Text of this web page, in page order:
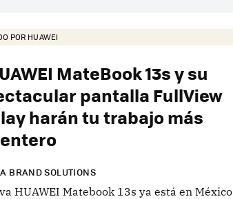
POR HUAWEI
MateBook 13s y su
pantalla FullView
harán tu trabajo más
BRAND SOLUTIONS
HUAWEI Matebook 13s ya está en México